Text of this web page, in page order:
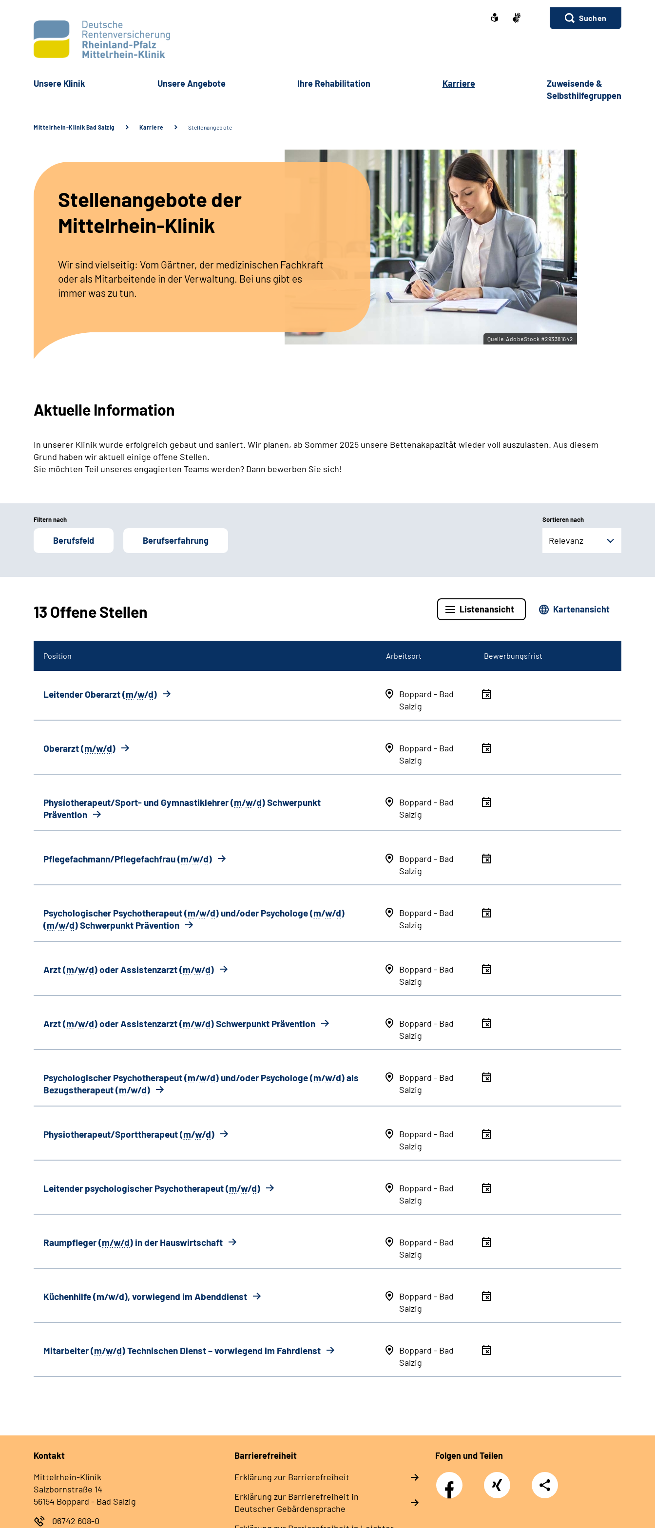
Suchen
Unsere Klinik Unsere Angebote Ihre Rehabilitation Karriere
Zuweisende &
Selbsthilfegruppen
Mittelrhein-Klinik Bad Salzig Karriere Stellenangebote
Stellenangebote der
Mittelrhein-Klinik
Wir sind vielseitig: Vom Gärtner, der medizinischen Fachkraft
oder als Mitarbeitende in der Verwaltung. Bei uns gibt es
immer was zu tun.
Quelle:AdobeStock #293381642
Aktuelle Information
In unserer Klinik wurde erfolgreich gebaut und saniert. Wir planen, ab Sommer 2025 unsere Bettenakapazität wieder voll auszulasten. Aus diesem
Grund haben wir aktuell einige offene Stellen.
Sie möchten Teil unseres engagierten Teams werden? Dann bewerben Sie sich!
Filtern nach
Berufsfeld Berufserfahrung
Sortieren nach
Relevanz
13 Offene Stellen Listenansicht Kartenansicht
Position Arbeitsort Bewerbungsfrist
Leitender Oberarzt (m/w/d)
Boppard - Bad
Salzig
Oberarzt (m/w/d)
Boppard - Bad
Salzig
Physiotherapeut/Sport- und Gymnastiklehrer (m/w/d) Schwerpunkt
Prävention
Boppard - Bad
Salzig
Pflegefachmann/Pflegefachfrau (m/w/d)
Boppard - Bad
Salzig
Psychologischer Psychotherapeut (m/w/d) und/oder Psychologe (m/w/d)
(m/w/d) Schwerpunkt Prävention
Boppard - Bad
Salzig
Arzt (m/w/d) oder Assistenzarzt (m/w/d)
Boppard - Bad
Salzig
Arzt (m/w/d) oder Assistenzarzt (m/w/d) Schwerpunkt Prävention
Boppard - Bad
Salzig
Psychologischer Psychotherapeut (m/w/d) und/oder Psychologe (m/w/d) als
Bezugstherapeut (m/w/d)
Boppard - Bad
Salzig
Physiotherapeut/Sporttherapeut (m/w/d)
Boppard - Bad
Salzig
Leitender psychologischer Psychotherapeut (m/w/d)
Boppard - Bad
Salzig
Raumpfleger (m/w/d) in der Hauswirtschaft
Boppard - Bad
Salzig
Küchenhilfe (m/w/d), vorwiegend im Abenddienst
Boppard - Bad
Salzig
Mitarbeiter (m/w/d) Technischen Dienst – vorwiegend im Fahrdienst
Boppard - Bad
Salzig
Kontakt
Mittelrhein-Klinik
Salzbornstraße 14
56154 Boppard - Bad Salzig
06742 608-0
Barrierefreiheit
Erklärung zur Barrierefreiheit
Erklärung zur Barrierefreiheit in
Deutscher Gebärdensprache
Folgen und Teilen
Facebook Xing
Teilen